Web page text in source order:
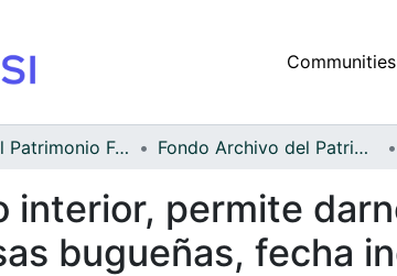
Archivo del Patrimonio Fotográfico y Fílmico del Valle del Cauca Fondo Archivo del Patrimonio Fotográfico y Fílmico del Valle del Cauca
interior, permite
bugueñas, fecha